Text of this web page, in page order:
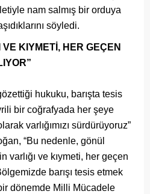
nam salmış bir orduya
söyledi.
KIYMETİ, HER GEÇEN
hukuku, barışta tesis
bir coğrafyada her şeye
varlığımızı sürdürüyoruz”
“Bu nedenle, gönül
varlığı ve kıymeti, her geçen
barışı tesis etmek
dönemde Milli Mücadele